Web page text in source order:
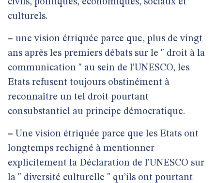
civils, politiques, économiques, sociaux et
culturels.
– une vision étriquée parce que, plus de vingt
ans après les premiers débats sur le " droit à la
communication " au sein de l’UNESCO, les
Etats refusent toujours obstinément à
reconnaître un tel droit pourtant
consubstantiel au principe démocratique.
– Une vision étriquée parce que les Etats ont
longtemps rechigné à mentionner
explicitement la Déclaration de l’UNESCO sur
la " diversité culturelle " qu’ils ont pourtant